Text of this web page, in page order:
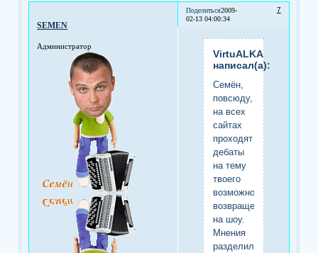
Поделиться 7
2009-
02-13 04:00:34
SEMEN
Администратор
VirtuALKA
написал(а):
Семён,
повсюду,
на всех
сайтах
проходят
дебаты
на тему
твоего
возможного
возвращения
на шоу.
Мнения
разделились...